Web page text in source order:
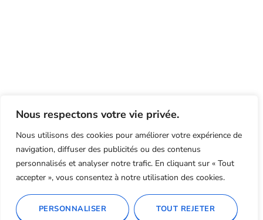
Nous respectons votre vie privée.
Nous utilisons des cookies pour améliorer votre expérience de
navigation, diffuser des publicités ou des contenus
personnalisés et analyser notre trafic. En cliquant sur « Tout
accepter », vous consentez à notre utilisation des cookies.
PERSONNALISER TOUT REJETER